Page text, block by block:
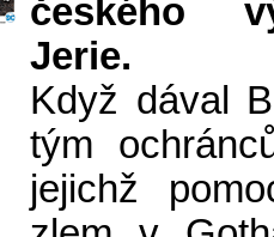
českého
Jerie.
Když dával
tým
jejichž